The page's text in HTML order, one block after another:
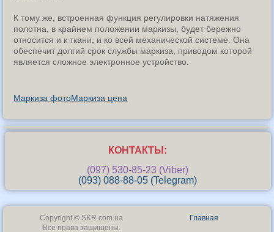
К тому же, встроенная функция регулировки натяжения
полотна, в крайнем положении маркизы, будет бережно
относится и к ткани, и ко всей механической системе. Она
обеспечит долгий срок службы маркиза, приводом которой
является сложное электронное устройство.
Маркиза фотоМаркиза цена
КОНТАКТЫ:
(097) 530-85-23 (Viber)
(093) 088-88-05 (Telegram)
Copyright © SKR.com.ua
Все права защищены.
Главная